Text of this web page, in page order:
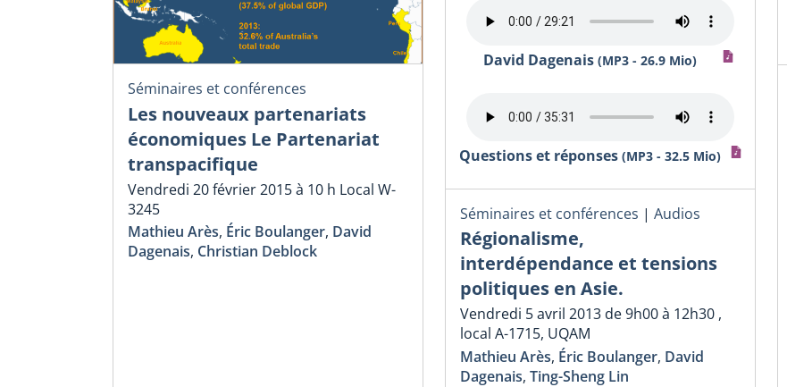
Séminaires et conférences
Les nouveaux partenariats
économiques Le Partenariat
transpacifique
Vendredi 20 février 2015 à 10 h Local W-
3245
Mathieu Arès, Éric Boulanger, David
Dagenais, Christian Deblock
David Dagenais (MP3 - 26.9 Mio)
Questions et réponses (MP3 - 32.5 Mio)
Séminaires et conférences | Audios
Régionalisme,
interdépendance et tensions
politiques en Asie.
Vendredi 5 avril 2013 de 9h00 à 12h30 ,
local A-1715, UQAM
Mathieu Arès, Éric Boulanger, David
Dagenais, Ting-Sheng Lin